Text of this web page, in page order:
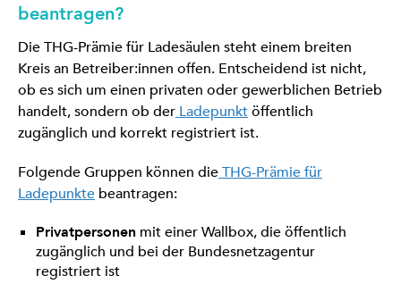
beantragen?
Die THG-Prämie für Ladesäulen steht einem breiten
Kreis an Betreiber:innen offen. Entscheidend ist nicht,
ob es sich um einen privaten oder gewerblichen Betrieb
handelt, sondern ob der Ladepunktöffentlich
zugänglich und korrekt registriert ist.
Folgende Gruppen können dieTHG-Prämie für
Ladepunkte beantragen:
Privatpersonen mit einer Wallbox, die öffentlich
zugänglich und bei der Bundesnetzagentur
registriert ist